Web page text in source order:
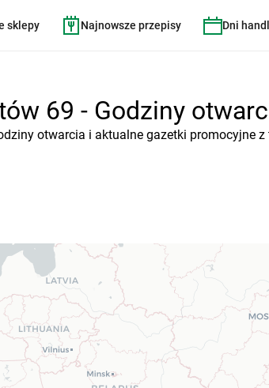
sklepy Najnowsze przepisy Dni
69 - Godziny
otwarcia i aktualne gazetki promocyjne z